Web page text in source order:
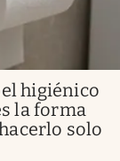
higiénico
la forma
solo